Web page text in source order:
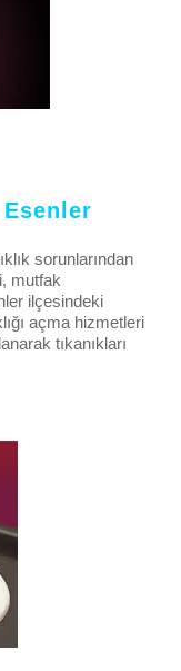
Esenler
sorunlarından
mutfak
ilçesindeki
açma hizmetleri
tıkanıkları